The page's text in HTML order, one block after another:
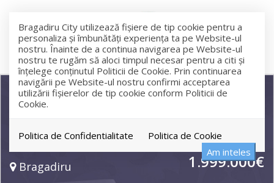
Bragadiru City utilizează fişiere de tip cookie pentru a
personaliza și îmbunătăți experiența ta pe Website-ul
nostru. Înainte de a continua navigarea pe Website-ul
nostru te rugăm să aloci timpul necesar pentru a citi și
înțelege conținutul Politicii de Cookie. Prin continuarea
navigării pe Website-ul nostru confirmi acceptarea
utilizării fişierelor de tip cookie conform Politicii de
Cookie.
Politica de Confidentialitate
Politica de Cookie
Am inteles
Leroy
Bragadiru 1.999.000€